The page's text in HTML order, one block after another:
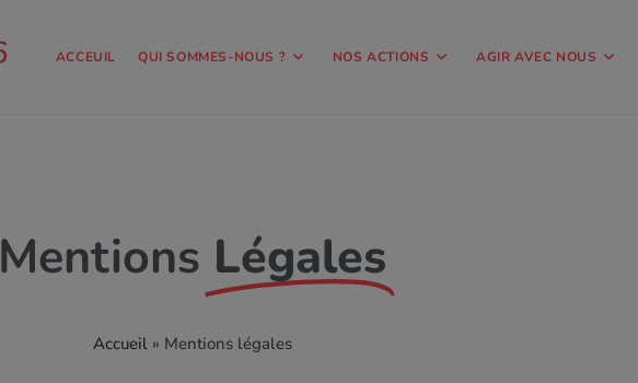
ACCEUIL QUI SOMMES-NOUS ? NOS ACTIONS AGIR AVEC NOUS
Mentions Légales
Accueil» Mentions légales